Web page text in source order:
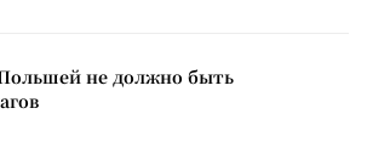
не должно быть